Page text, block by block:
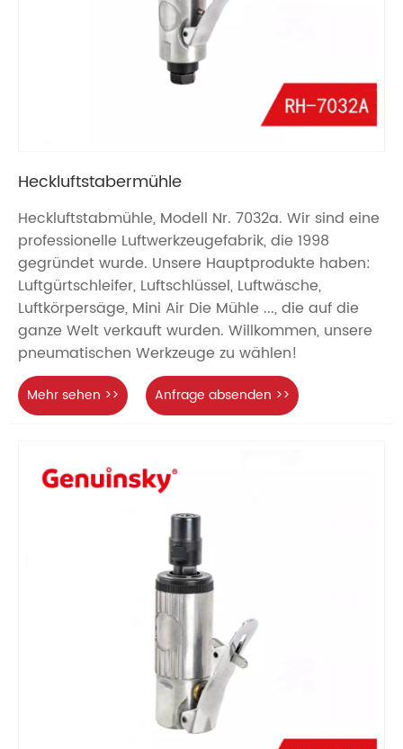
Heckluftstabermühle
Heckluftstabmühle, Modell Nr. 7032a. Wir sind eine
professionelle Luftwerkzeugefabrik, die 1998
gegründet wurde. Unsere Hauptprodukte haben:
Luftgürtschleifer, Luftschlüssel, Luftwäsche,
Luftkörpersäge, Mini Air Die Mühle ..., die auf die
ganze Welt verkauft wurden. Willkommen, unsere
pneumatischen Werkzeuge zu wählen!
Mehr sehen >> Anfrage absenden >>